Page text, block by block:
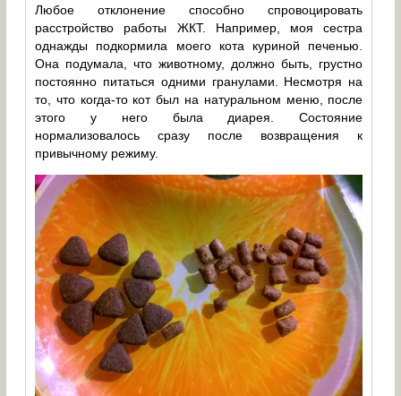
Любое отклонение способно спровоцировать
расстройство работы ЖКТ. Например, моя сестра
однажды подкормила моего кота куриной печенью.
Она подумала, что животному, должно быть, грустно
постоянно питаться одними гранулами. Несмотря на
то, что когда-то кот был на натуральном меню, после
этого у него была диарея. Состояние
нормализовалось сразу после возвращения к
привычному режиму.